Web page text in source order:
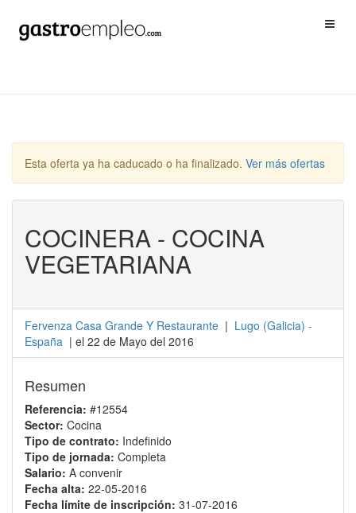
Esta oferta ya ha caducado o ha finalizado. Ver más ofertas
COCINERA - COCINA
VEGETARIANA
Fervenza Casa Grande Y Restaurante | Lugo (Galicia) -
España | el 22 de Mayo del 2016
Resumen
Referencia: #12554
Sector: Cocina
Tipo de contrato: Indefinido
Tipo de jornada: Completa
Salario: A convenir
Fecha alta: 22-05-2016
Fecha límite de inscripción: 31-07-2016